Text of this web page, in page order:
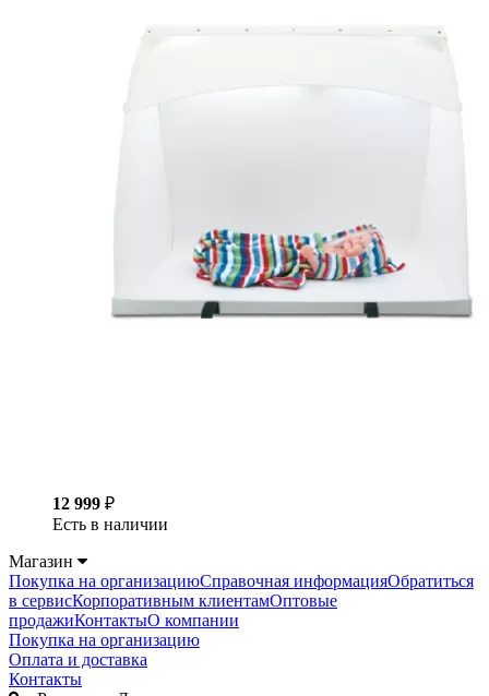
12 999 ₽
Есть в наличии
Магазин
Покупка на организациюСправочная информацияОбратиться
в сервисКорпоративным клиентамОптовые
продажиКонтактыО компании
Покупка на организацию
Оплата и доставка
Контакты